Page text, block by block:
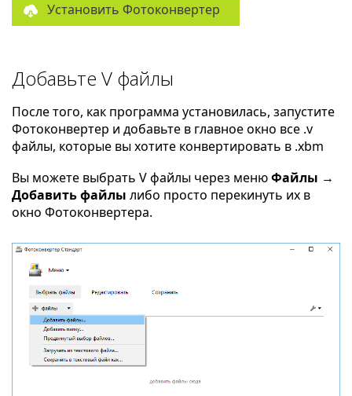
Установить Фотоконвертер
Добавьте V файлы
После того, как программа установилась, запустите
Фотоконвертер и добавьте в главное окно все .v
файлы, которые вы хотите конвертировать в .xbm
Вы можете выбрать V файлы через менюФайлы →
Добавить файлы либо просто перекинуть их в
окно Фотоконвертера.